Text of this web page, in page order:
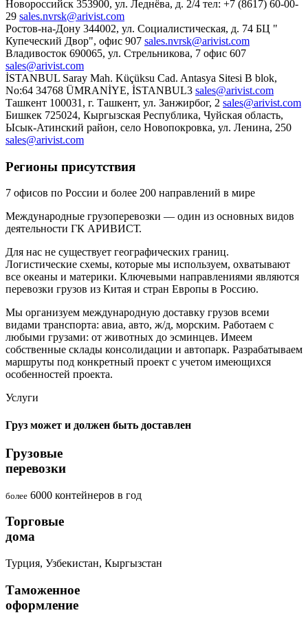
Новороссийск 353900, ул. Леднёва, д. 2/4 тел: +7 (8617) 60-00-
29 sales.nvrsk@arivist.com
Ростов-на-Дону 344002, ул. Социалистическая, д. 74 БЦ "
Купеческий Двор", офис 907 sales.nvrsk@arivist.com
Владивосток 690065, ул. Стрельникова, 7 офис 607
sales@arivist.com
İSTANBUL Saray Mah. Küçüksu Cad. Antasya Sitesi B blok,
No:64 34768 ÜMRANİYE, İSTANBUL3 sales@arivist.com
Ташкент 100031, г. Ташкент, ул. Занжирбог, 2 sales@arivist.com
Бишкек 725024, Кыргызская Республика, Чуйская область,
Ысык-Атинский район, село Новопокровка, ул. Ленина, 250
sales@arivist.com
Регионы присутствия
7 офисов по России и более 200 направлений в мире
Международные грузоперевозки — один из основных видов
деятельности ГК АРИВИСТ.
Для нас не существует географических границ.
Логистические схемы, которые мы используем, охватывают
все океаны и материки. Ключевыми направлениями являются
перевозки грузов из Китая и стран Европы в Россию.
Мы организуем международную доставку грузов всеми
видами транспорта: авиа, авто, ж/д, морским. Работаем с
любыми грузами: от животных до эсминцев. Имеем
собственные склады консолидации и автопарк. Разрабатываем
маршруты под конкретный проект с учетом имеющихся
особенностей проекта.
Услуги
Груз может и должен быть доставлен
Грузовые
перевозки
более 6000 контейнеров в год
Торговые
дома
Турция, Узбекистан, Кыргызстан
Таможенное
оформление